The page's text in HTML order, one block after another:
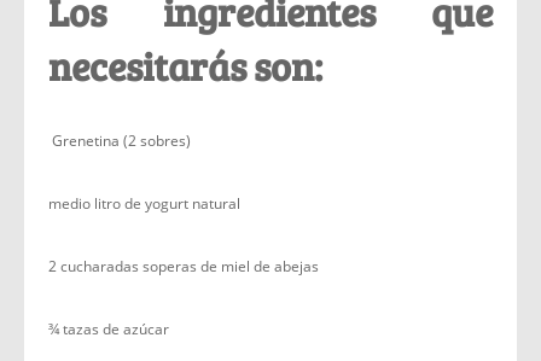
Los ingredientes que
necesitarás son:
Grenetina (2 sobres)
medio litro de yogurt natural
2 cucharadas soperas de miel de abejas
¾ tazas de azúcar